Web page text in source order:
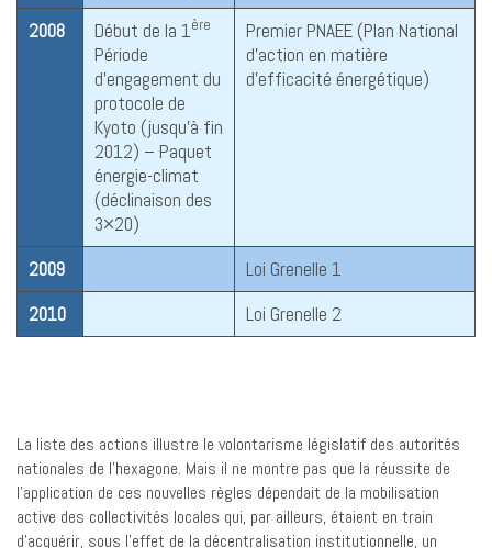
2008
Début de la 1ère
Période
d’engagement du
protocole de
Kyoto (jusqu’à fin
2012) – Paquet
énergie-climat
(déclinaison des
3×20)
Premier PNAEE (Plan National
d’action en matière
d’efficacité énergétique)
2009
Loi Grenelle 1
2010
Loi Grenelle 2
La liste des actions illustre le volontarisme législatif des autorités
nationales de l’hexagone. Mais il ne montre pas que la réussite de
l’application de ces nouvelles règles dépendait de la mobilisation
active des collectivités locales qui, par ailleurs, étaient en train
d’acquérir, sous l’effet de la décentralisation institutionnelle, un